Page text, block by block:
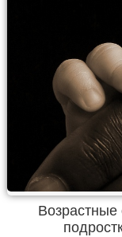
Возрастные